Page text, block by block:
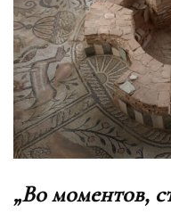
„Во моментов,